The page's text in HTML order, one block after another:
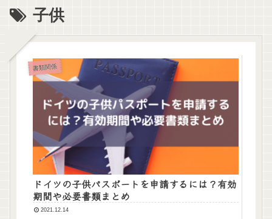
子供
書類関係
ドイツの子供パスポートを申請するには？有効
期間や必要書類まとめ
2021.12.14